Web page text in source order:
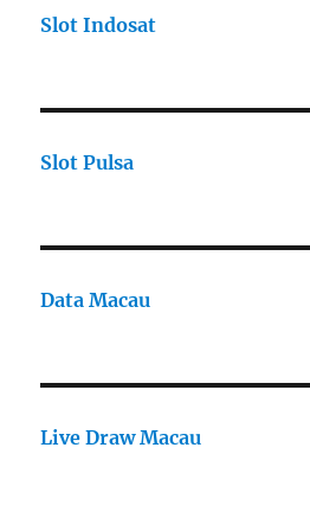
Slot Indosat
Slot Pulsa
Data Macau
Live Draw Macau